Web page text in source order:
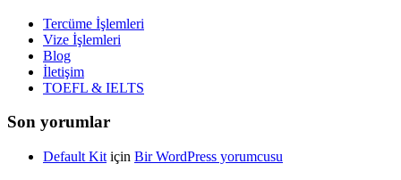
Tercüme İşlemleri
Vize İşlemleri
Blog
İletişim
TOEFL & IELTS
Son yorumlar
Default Kit için Bir WordPress yorumcusu